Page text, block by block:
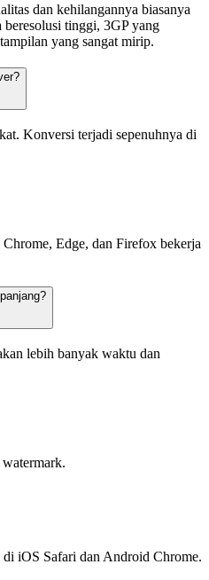
dan kehilangannya biasanya
tinggi, 3GP yang
yang sangat mirip.
Konversi terjadi sepenuhnya di
Edge, dan Firefox bekerja
lebih banyak waktu dan
iOS Safari dan Android Chrome.